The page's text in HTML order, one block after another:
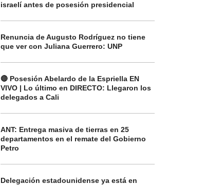
israelí antes de posesión presidencial
Renuncia de Augusto Rodríguez no tiene
que ver con Juliana Guerrero: UNP
🔴 Posesión Abelardo de la Espriella EN
VIVO | Lo último en DIRECTO: Llegaron los
delegados a Cali
ANT: Entrega masiva de tierras en 25
departamentos en el remate del Gobierno
Petro
Delegación estadounidense ya está en